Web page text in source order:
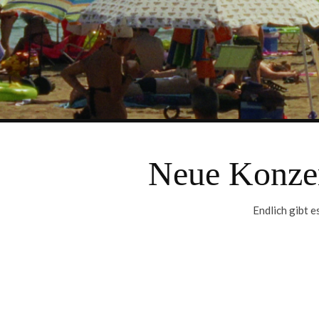
Neue
Endlich gibt